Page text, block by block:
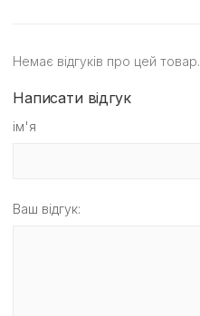
Немає відгуків про цей товар.
Написати відгук
ім'я
Ваш відгук: